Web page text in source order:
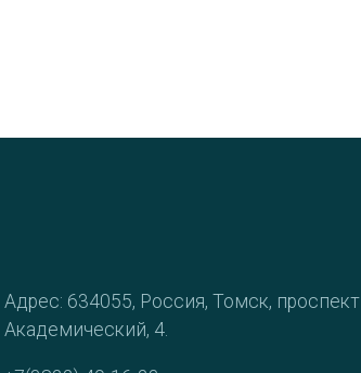
Адрес: 634055, Россия, Томск, проспект
Академический, 4.